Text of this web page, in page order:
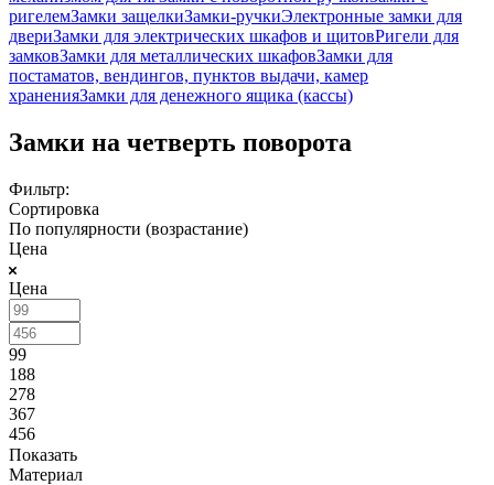
ригелемЗамки защелкиЗамки-ручкиЭлектронные замки для
двериЗамки для электрических шкафов и щитовРигели для
замковЗамки для металлических шкафовЗамки для
постаматов, вендингов, пунктов выдачи, камер
храненияЗамки для денежного ящика (кассы)
Замки на четверть поворота
Фильтр:
Сортировка
По популярности (возрастание)
Цена
Цена
99
188
278
367
456
Показать
Материал